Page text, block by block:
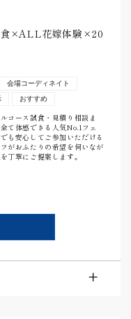
食×ALL花嫁体験×20
会場コーディネイト
おすすめ
コース試食・見積り相談ま
て体感できる人気No.1フェ
も安心してご参加いただける
がおふたりの希望を伺いなが
丁寧にご提案します。